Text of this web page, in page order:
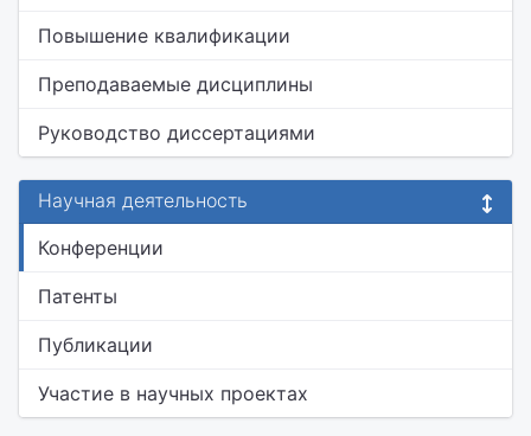
Повышение квалификации
Преподаваемые дисциплины
Руководство диссертациями
Научная деятельность
Конференции
Патенты
Публикации
Участие в научных проектах